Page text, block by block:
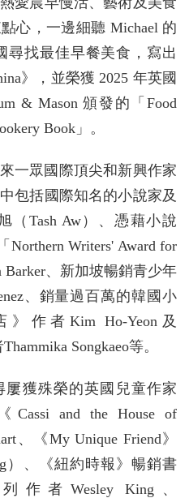
心，一邊細聽 Michael 的
尋找最佳早餐美食，寫出
》，並榮獲 2025 年英國
& Mason 頒發的「Food
Book」。
一眾國際頂尖和新興作家
包括國際知名的小說家及
（Tash Aw）、憑藉小說
Northern Writers' Award for
Barker、新加坡暢銷青少年
、銷量過百萬的韓國小
作者Kim Ho-Yeon及
Songkaeo等。
屢獲殊榮的英國兒童作家
Cassi and the House of
、《My Unique Friend》
）、《紐約時報》暢銷書
作者Wesley King、